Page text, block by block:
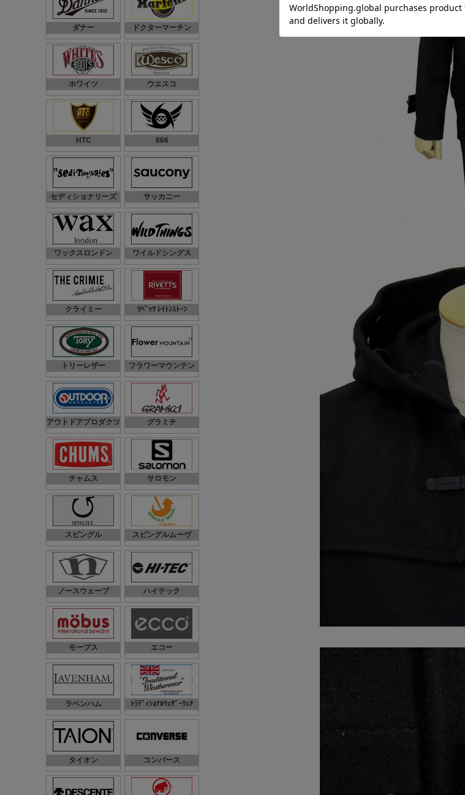
ダナー ドクターマーチン
ホワイツ ウエスコ
HTC 666
セディショナリーズ サッカニー
ワックスロンドン ワイルドシングス
クライミー ﾘﾍﾞｯﾂ ﾚｲﾄﾝｽﾄｰﾝ
トリーレザー フラワーマウンテン
アウトドアプロダクツ グラミチ
チャムス サロモン
スピングル スピングルムーヴ
ノースウェーブ ハイテック
モーブス エコー
ラベンハム ﾄﾗﾃﾞｨｼｮﾅﾙｳｪｻﾞｰｳｪｱ
タイオン コンバース